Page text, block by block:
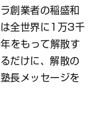
創業者の稲盛和
全世界に1万3千
をもって解散す
だけに、解散の
長メッセージを